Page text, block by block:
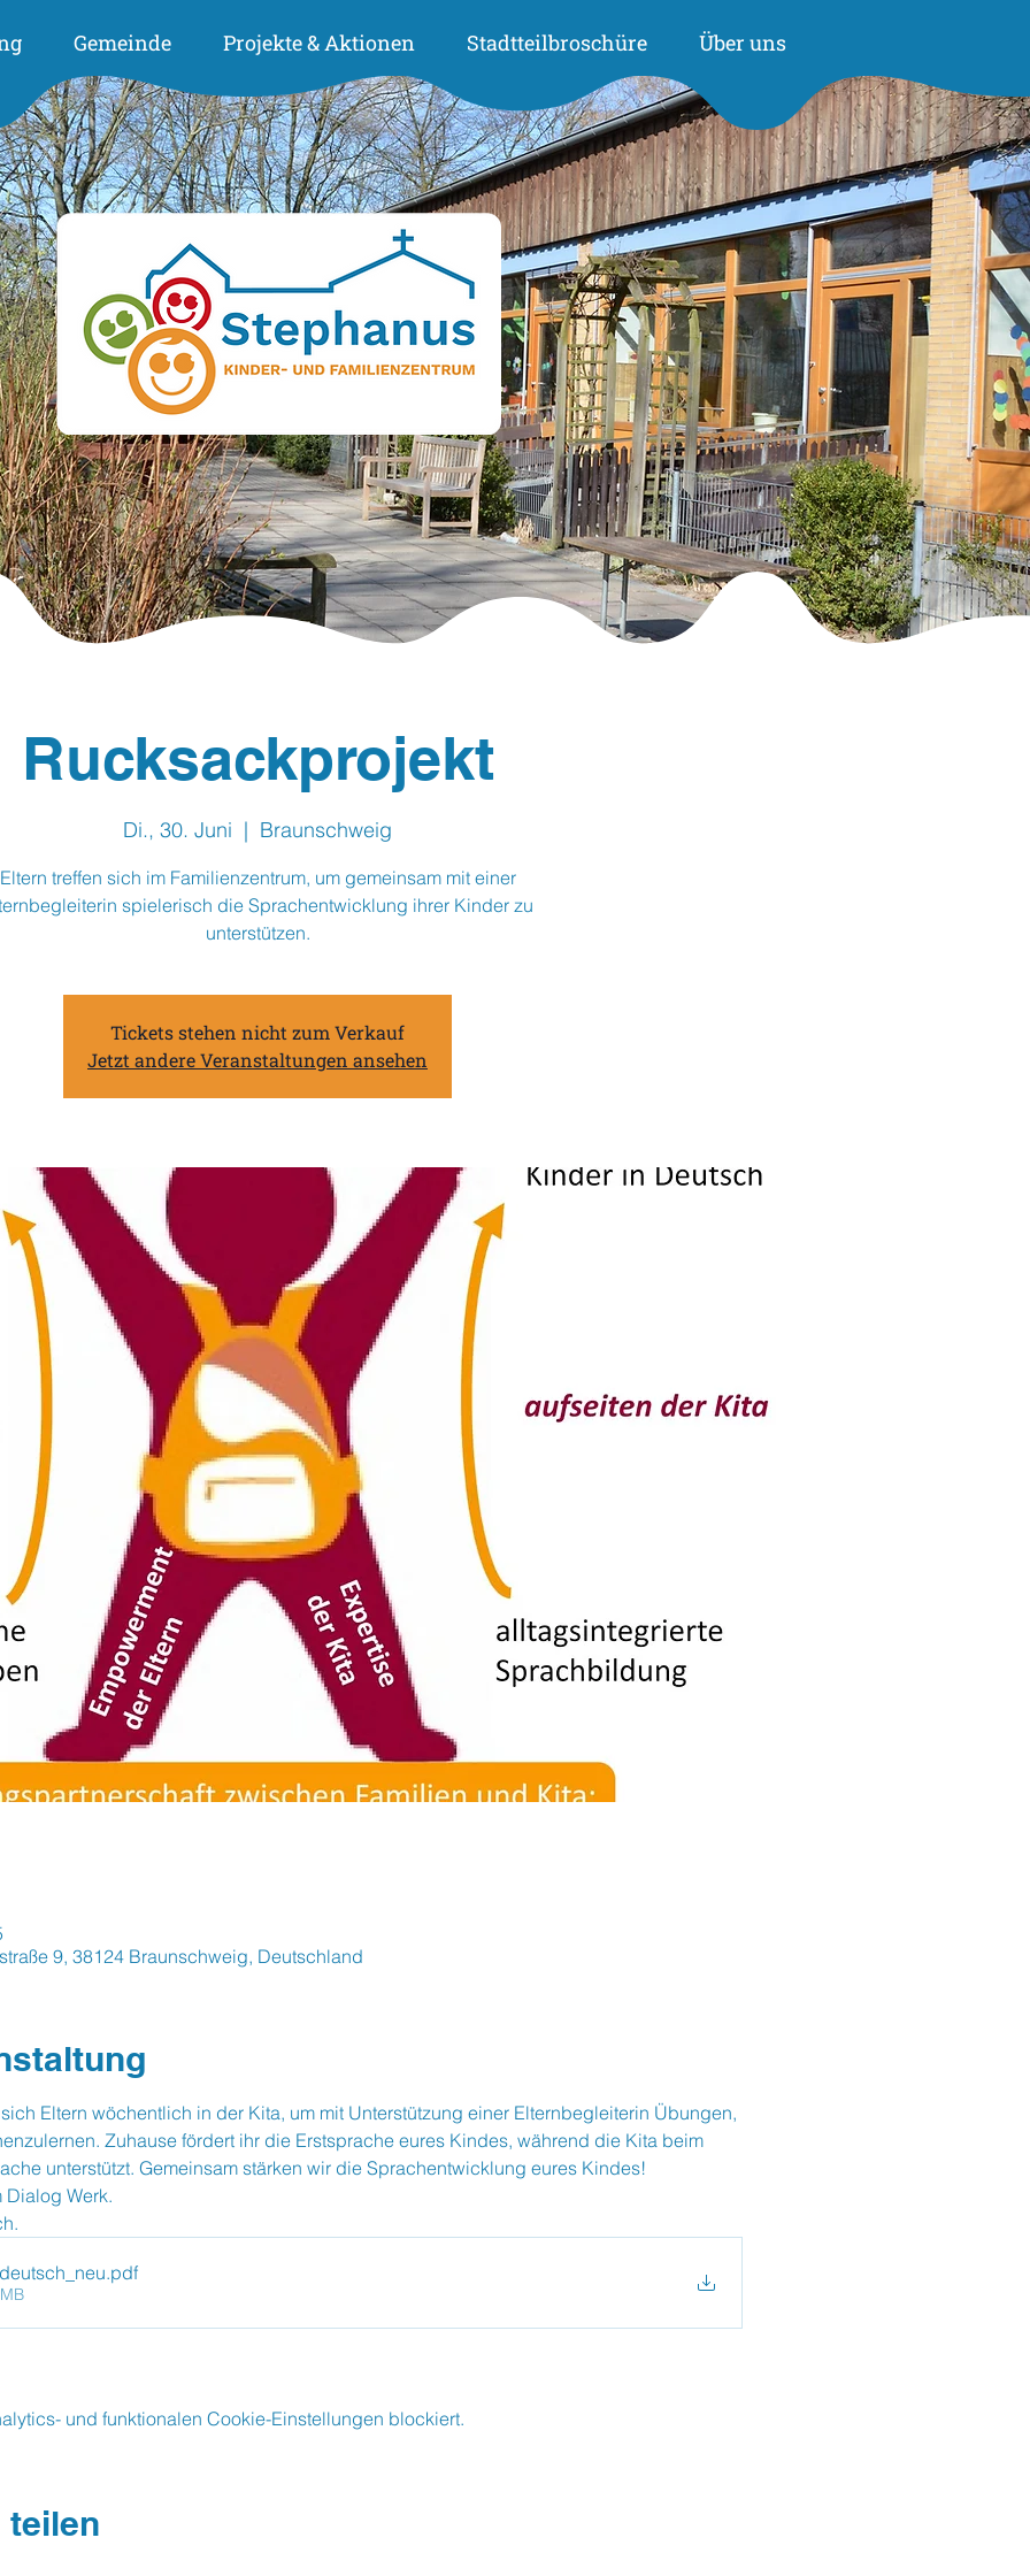
Gemeinde Projekte & Aktionen Stadtteilbroschüre Über uns
Rucksackprojekt
Di., 30. Juni
  |
Braunschweig
Eltern treffen sich im Familienzentrum, um gemeinsam mit einer
spielerisch die Sprachentwicklung ihrer Kinder zu
unterstützen.
Tickets stehen nicht zum Verkauf
Jetzt andere Veranstaltungen ansehen
9, 38124 Braunschweig, Deutschland
Eltern wöchentlich in der Kita, um mit Unterstützung einer Elternbegleiterin Übungen,
Zuhause fördert ihr die Erstsprache eures Kindes, während die Kita beim
unterstützt. Gemeinsam stärken wir die Sprachentwicklung eures Kindes!
Dialog Werk.
.pdf
und funktionalen Cookie-Einstellungen blockiert.
teilen